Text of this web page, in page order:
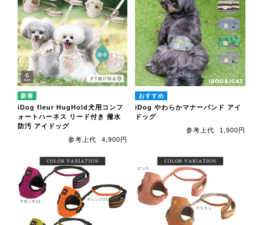
iDog fleur HugHold犬用コンフ
ォートハーネス リード付き 撥水
防汚 アイドッグ
参考上代
4,900円
iDog やわらかマナーバンド アイ
ドッグ
参考上代
1,900円